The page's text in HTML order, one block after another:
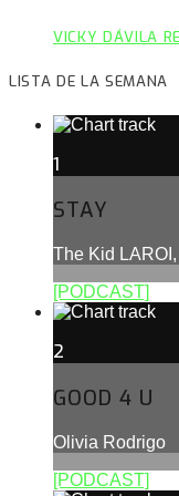
VICKY DÁVILA
LISTA DE LA SEMANA
1
STAY
The Kid
[PODCAST]
2
GOOD 4 U
Olivia Rodrigo
[PODCAST]